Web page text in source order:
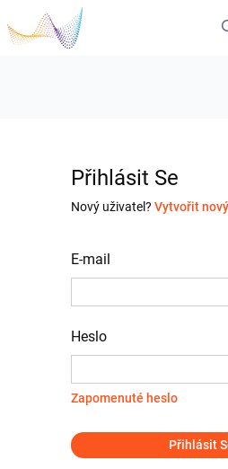
Přihlásit Se
Nový uživatel? Vytvořit
E-mail
Heslo
Zapomenuté heslo
Přihlásit